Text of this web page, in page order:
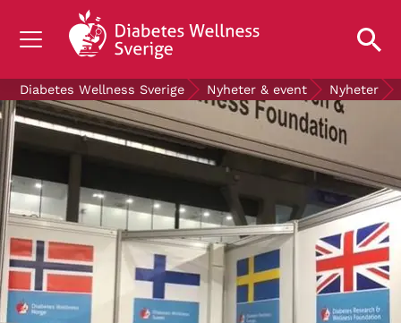
OM DIABETES
STÖD OSS
FORSKNING
NYHETER & EVENT
OM OSS
GRATIS DIABETESPRODUKTER
Blodsockerkollen
Diabetes Wellness Sverige Nyheter & event Nyheter